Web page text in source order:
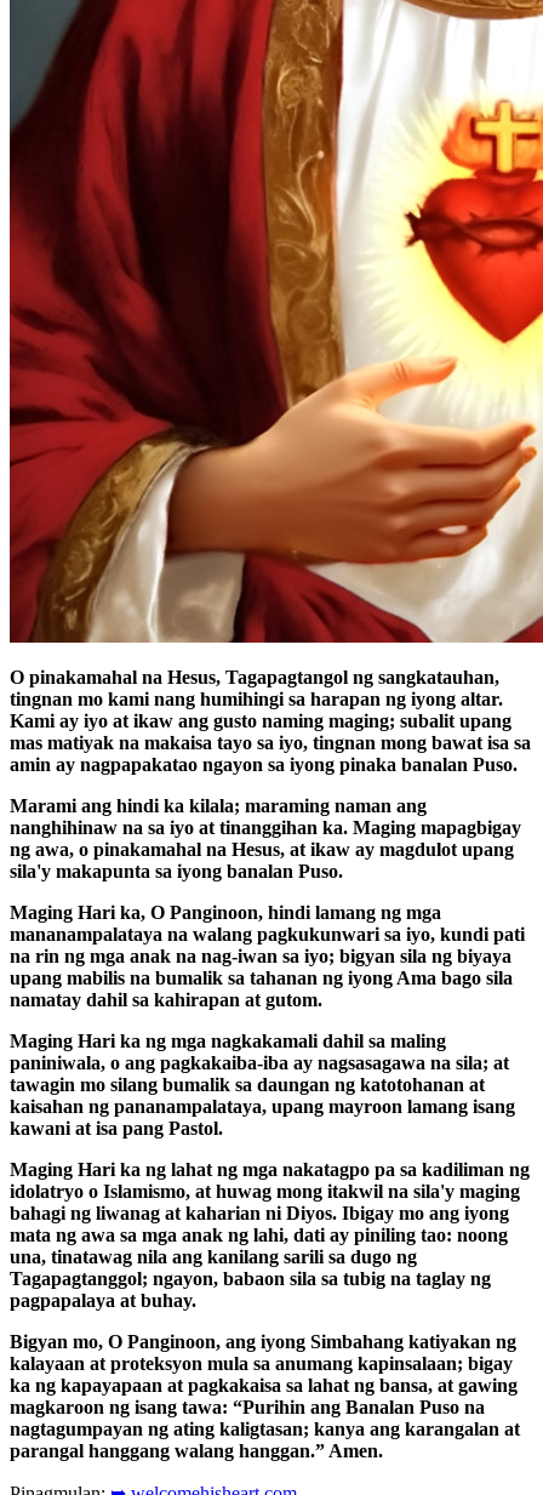
O pinakamahal na Hesus, Tagapagtangol ng sangkatauhan,
tingnan mo kami nang humihingi sa harapan ng iyong altar.
Kami ay iyo at ikaw ang gusto naming maging; subalit upang
mas matiyak na makaisa tayo sa iyo, tingnan mong bawat isa sa
amin ay nagpapakatao ngayon sa iyong pinaka banalan Puso.
Marami ang hindi ka kilala; maraming naman ang
nanghihinaw na sa iyo at tinanggihan ka. Maging mapagbigay
ng awa, o pinakamahal na Hesus, at ikaw ay magdulot upang
sila'y makapunta sa iyong banalan Puso.
Maging Hari ka, O Panginoon, hindi lamang ng mga
mananampalataya na walang pagkukunwari sa iyo, kundi pati
na rin ng mga anak na nag-iwan sa iyo; bigyan sila ng biyaya
upang mabilis na bumalik sa tahanan ng iyong Ama bago sila
namatay dahil sa kahirapan at gutom.
Maging Hari ka ng mga nagkakamali dahil sa maling
paniniwala, o ang pagkakaiba-iba ay nagsasagawa na sila; at
tawagin mo silang bumalik sa daungan ng katotohanan at
kaisahan ng pananampalataya, upang mayroon lamang isang
kawani at isa pang Pastol.
Maging Hari ka ng lahat ng mga nakatagpo pa sa kadiliman ng
idolatryo o Islamismo, at huwag mong itakwil na sila'y maging
bahagi ng liwanag at kaharian ni Diyos. Ibigay mo ang iyong
mata ng awa sa mga anak ng lahi, dati ay piniling tao: noong
una, tinatawag nila ang kanilang sarili sa dugo ng
Tagapagtanggol; ngayon, babaon sila sa tubig na taglay ng
pagpapalaya at buhay.
Bigyan mo, O Panginoon, ang iyong Simbahang katiyakan ng
kalayaan at proteksyon mula sa anumang kapinsalaan; bigay
ka ng kapayapaan at pagkakaisa sa lahat ng bansa, at gawing
magkaroon ng isang tawa: “Purihin ang Banalan Puso na
nagtagumpayan ng ating kaligtasan; kanya ang karangalan at
parangal hanggang walang hanggan.” Amen.